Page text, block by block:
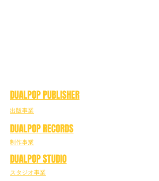
DUALPOP PUBLISHER
出版事業
DUALPOP RECORDS
制作事業
DUALPOP STUDIO
スタジオ事業